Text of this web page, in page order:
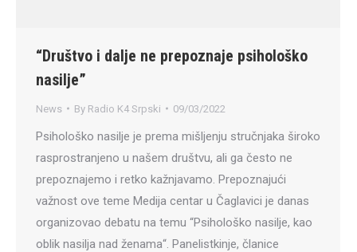
“Društvo i dalje ne prepoznaje psihološko
nasilje”
News By Radio K4 Srpski 09/03/2022
Psihološko nasilje je prema mišljenju stručnjaka široko
rasprostranjeno u našem društvu, ali ga često ne
prepoznajemo i retko kažnjavamo. Prepoznajući
važnost ove teme Medija centar u Čaglavici je danas
organizovao debatu na temu “Psihološko nasilje, kao
oblik nasilja nad ženama“. Panelistkinje, članice